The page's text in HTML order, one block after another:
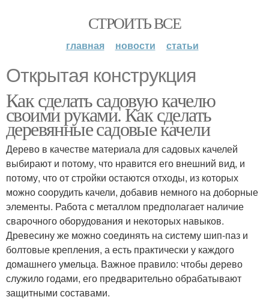
СТРОИТЬ ВСЕ
главная новости статьи
Открытая конструкция
Как сделать садовую качелю
своими руками. Как сделать
деревянные садовые качели
Дерево в качестве материала для садовых качелей
выбирают и потому, что нравится его внешний вид, и
потому, что от стройки остаются отходы, из которых
можно соорудить качели, добавив немного на доборные
элементы. Работа с металлом предполагает наличие
сварочного оборудования и некоторых навыков.
Древесину же можно соединять на систему шип-паз и
болтовые крепления, а есть практически у каждого
домашнего умельца. Важное правило: чтобы дерево
служило годами, его предварительно обрабатывают
защитными составами.